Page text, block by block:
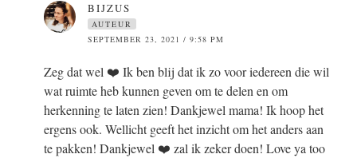
BIJZUS
AUTEUR
SEPTEMBER 23, 2021 / 9:58 PM
Zeg dat wel ❤️ Ik ben blij dat ik zo voor iedereen die wil
wat ruimte heb kunnen geven om te delen en om
herkenning te laten zien! Dankjewel mama! Ik hoop het
ergens ook. Wellicht geeft het inzicht om het anders aan
te pakken! Dankjewel ❤️ zal ik zeker doen! Love ya too